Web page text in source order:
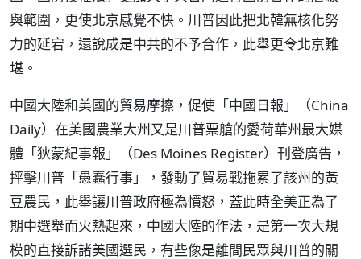
與範圍，更使北京感覺不快。川普因此把北韓無核化努
力的延宕，還說成是中共的不予合作，此舉更令北京難
堪。
中國大陸和美國的貿易摩擦，促使「中國日報」（China
Daily）在美國農業大州又是川普票艙的愛荷華州最大媒
體「狄蒙紀事報」（Des Moines Register）刊登廣告，
抨擊川普「愚蠢行事」，發動了貿易戰拖累了該州的黃
豆農民，此舉讓川普政府極為憤怒，蓋此時全美正為了
期中選舉而火熱起來，中國大陸的作法，是第一次大規
模的直接訴諸美國選民，有些像是離間民眾與川普的關